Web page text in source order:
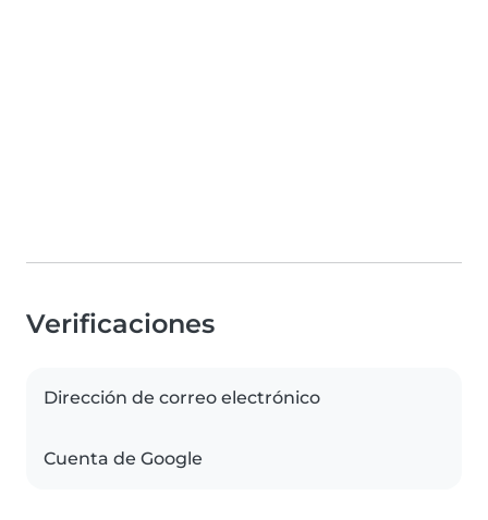
Verificaciones
Dirección de correo electrónico
Cuenta de Google